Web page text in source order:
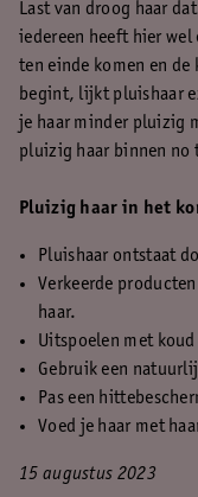
Last van droog haar
iedereen heeft hier wel
ten einde komen en de
begint, lijkt pluishaar
je haar minder pluizig
pluizig haar binnen no
Pluizig haar in het
Pluishaar ontstaat
Verkeerde
haar.
Uitspoelen met
Gebruik een
Pas een
Voed je haar met
15 augustus 2023